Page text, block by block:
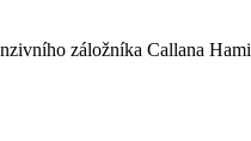
záložníka Callana